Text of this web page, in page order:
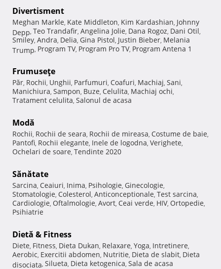
Divertisment
Meghan Markle, Kate Middleton, Kim Kardashian, Johnny
Depp, Teo Trandafir, Angelina Jolie, Dana Rogoz, Dani Otil,
Smiley, Andra, Delia, Gina Pistol, Justin Bieber, Melania
Trump, Program TV, Program Pro TV, Program Antena 1
Frumuseţe
Păr, Rochii, Unghii, Parfumuri, Coafuri, Machiaj, Sani,
Manichiura, Sampon, Buze, Celulita, Machiaj ochi,
Tratament celulita, Salonul de acasa
Modă
Rochii, Rochii de seara, Rochii de mireasa, Costume de baie,
Pantofi, Rochii elegante, Inele de logodna, Verighete,
Ochelari de soare, Tendinte 2020
Sănătate
Sarcina, Ceaiuri, Inima, Psihologie, Ginecologie,
Stomatologie, Colesterol, Anticonceptionale, Test sarcina,
Cardiologie, Oftalmologie, Avort, Ceai verde, HIV, Ortopedie,
Psihiatrie
Dietă & Fitness
Diete, Fitness, Dieta Dukan, Relaxare, Yoga, Intretinere,
Aerobic, Exercitii abdomen, Nutritie, Dieta de slabit, Dieta
disociata, Silueta, Dieta ketogenica, Sala de acasa